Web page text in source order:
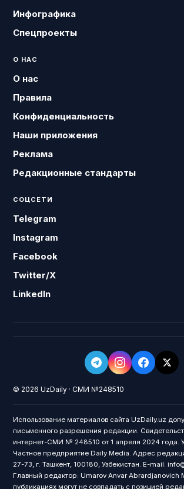
Инфографика
Спецпроекты
О НАС
О нас
Правила
Конфиденциальность
Наши приложения
Реклама
Редакционные стандарты
СОЦСЕТИ
Telegram
Instagram
Facebook
Twitter/X
LinkedIn
© 2026 UzDaily · СМИ №248510
Использование материалов сайта UzDaily.uz
письменного разрешения редакции.
интернет-СМИ № 248510 от 1 апреля 2024 года.
Частное предприятие Daily Media. Адрес
27-73, г. Ташкент, 100180, Узбекистан. E-mail:
Главный редактор: Umarov Anvar Abrardjanovich
публикациях могут не совпадать с позицией